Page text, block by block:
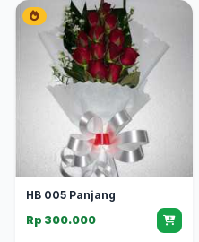
HB 005 Panjang
Rp 300.000